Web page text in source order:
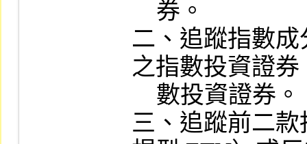
二、追蹤指數
之指數投資證
三、追蹤前二